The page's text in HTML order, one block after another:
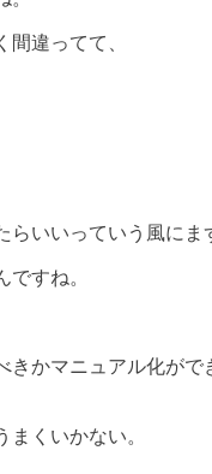
違ってて、
らいいっていう風にま
ですね。
かマニュアル化が
まくいかない。